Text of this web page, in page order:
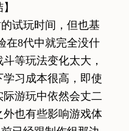
试玩时间，但也基
在8代中就完全没什
等玩法变化太大，
习成本很高，即使
游玩中依然会丈二
也有些影响游戏体